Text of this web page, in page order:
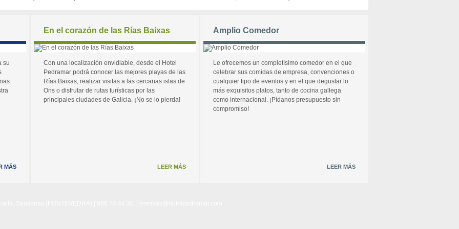
su
MÁS
En el corazón de las Rías Baixas
Con una localización envidiable, desde el Hotel
Pedramar podrá conocer las mejores playas de las
Rías Baixas, realizar visitas a las cercanas islas de
Ons o disfrutar de rutas turísticas por las
principales ciudades de Galicia. ¡No se lo pierda!
LEER MÁS
Amplio Comedor
Le ofrecemos un completísimo comedor en el que
celebrar sus comidas de empresa, convenciones o
cualquier tipo de eventos y en el que degustar lo
más exquisitos platos, tanto de cocina gallega
como internacional. ¡Pídanos presupuesto sin
compromiso!
LEER MÁS